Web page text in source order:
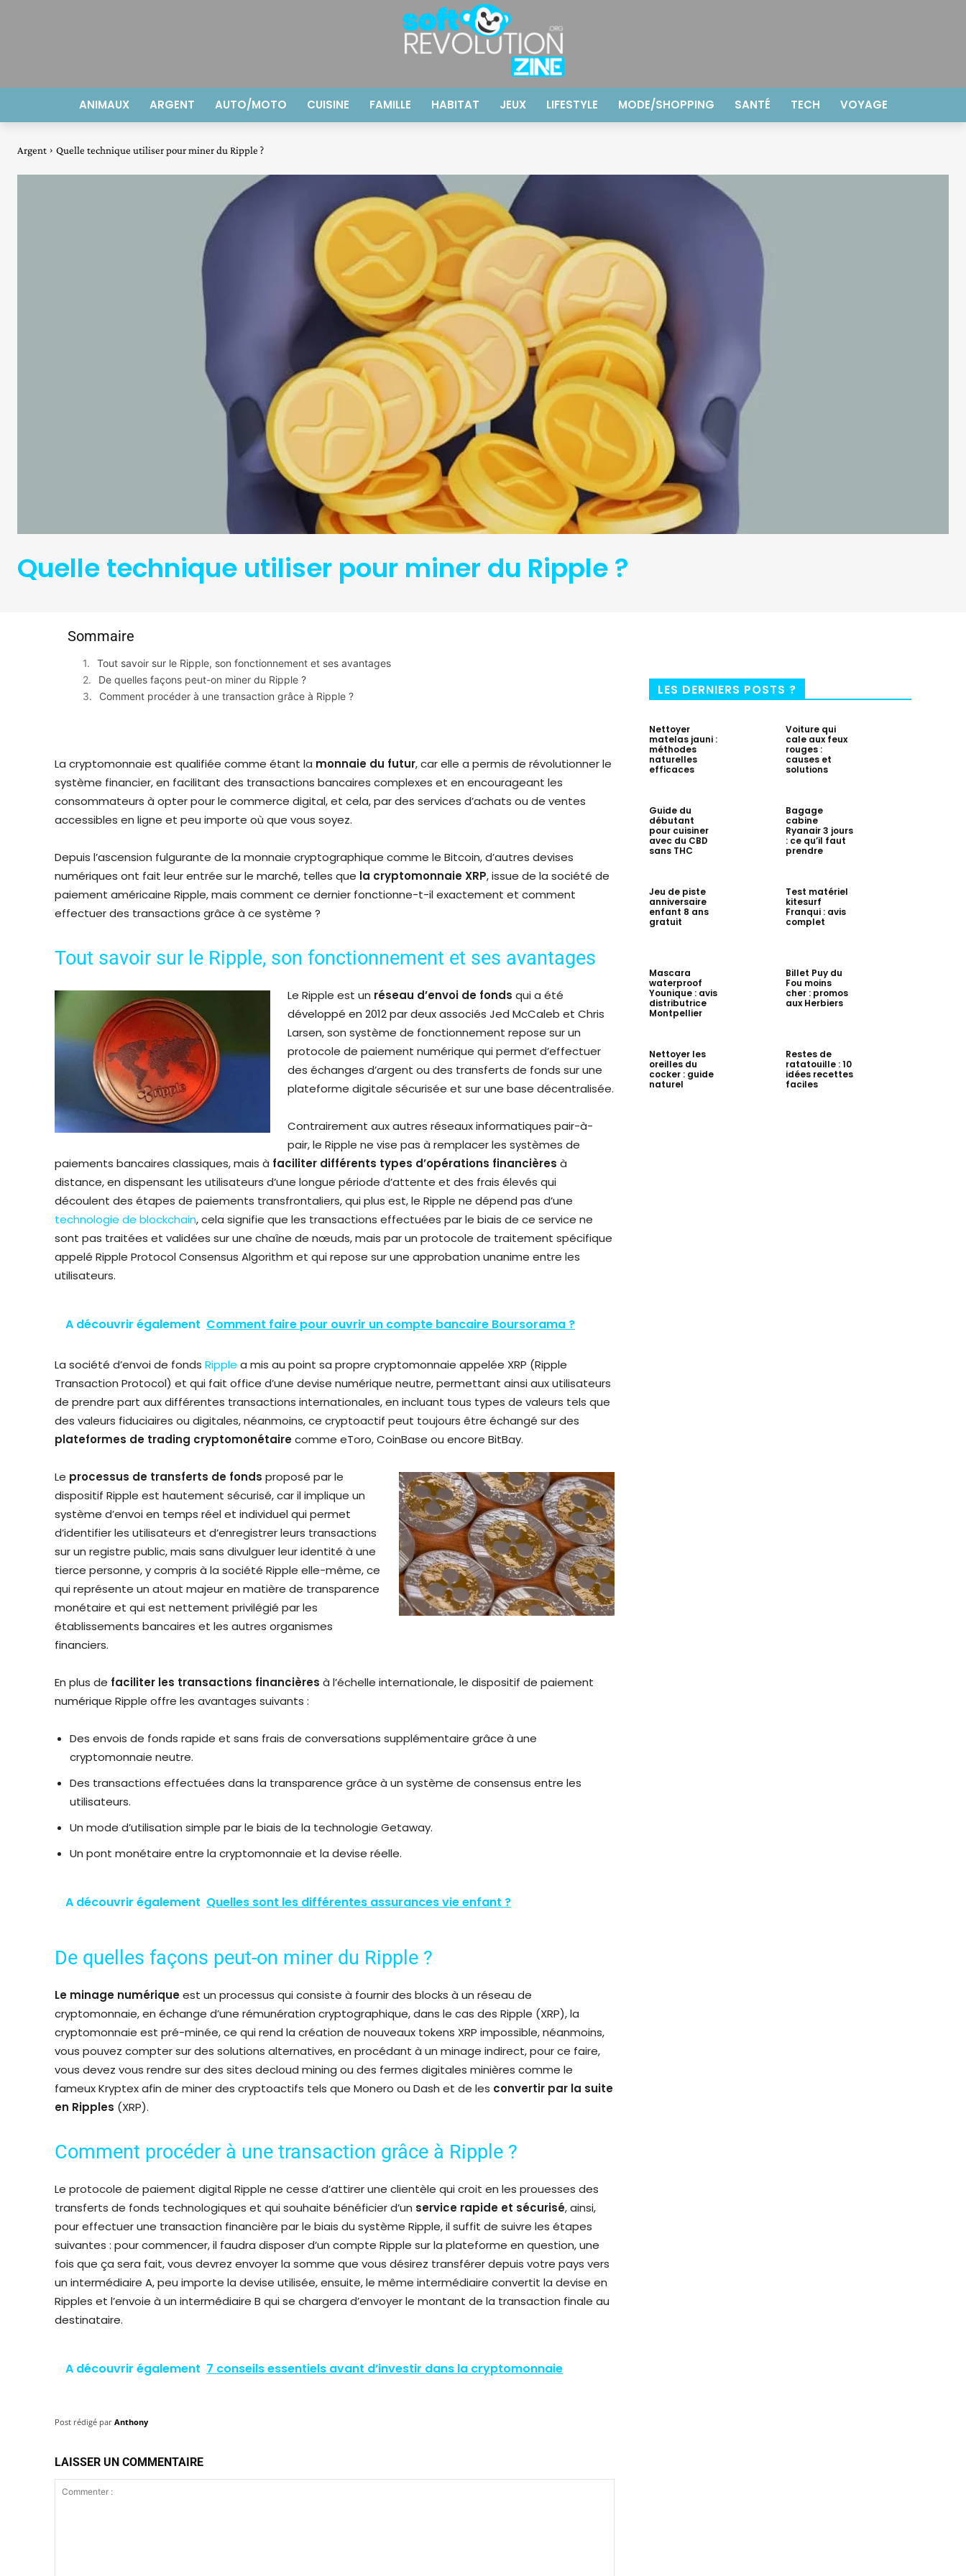
ANIMAUX ARGENT AUTO/MOTO CUISINE FAMILLE HABITAT JEUX LIFESTYLE MODE/SHOPPING SANTÉ TECH VOYAGE
Argent Quelle technique utiliser pour miner du Ripple ?
Quelle technique utiliser pour miner du Ripple ?
Sommaire
Tout savoir sur le Ripple, son fonctionnement et ses avantages
De quelles façons peut-on miner du Ripple ?
Comment procéder à une transaction grâce à Ripple ?
La cryptomonnaie est qualifiée comme étant la monnaie du futur, car elle a permis de révolutionner le
système financier, en facilitant des transactions bancaires complexes et en encourageant les
consommateurs à opter pour le commerce digital, et cela, par des services d’achats ou de ventes
accessibles en ligne et peu importe où que vous soyez.
Depuis l’ascension fulgurante de la monnaie cryptographique comme le Bitcoin, d’autres devises
numériques ont fait leur entrée sur le marché, telles que la cryptomonnaie XRP, issue de la société de
paiement américaine Ripple, mais comment ce dernier fonctionne-t-il exactement et comment
effectuer des transactions grâce à ce système ?
Tout savoir sur le Ripple, son fonctionnement et ses avantages
Le Ripple est un réseau d’envoi de fonds qui a été
développé en 2012 par deux associés Jed McCaleb et Chris
Larsen, son système de fonctionnement repose sur un
protocole de paiement numérique qui permet d’effectuer
des échanges d’argent ou des transferts de fonds sur une
plateforme digitale sécurisée et sur une base décentralisée.
Contrairement aux autres réseaux informatiques pair-à-
pair, le Ripple ne vise pas à remplacer les systèmes de
paiements bancaires classiques, mais à faciliter différents types d’opérations financières à
distance, en dispensant les utilisateurs d’une longue période d’attente et des frais élevés qui
découlent des étapes de paiements transfrontaliers, qui plus est, le Ripple ne dépend pas d’une
technologie de blockchain, cela signifie que les transactions effectuées par le biais de ce service ne
sont pas traitées et validées sur une chaîne de nœuds, mais par un protocole de traitement spécifique
appelé Ripple Protocol Consensus Algorithm et qui repose sur une approbation unanime entre les
utilisateurs.
A découvrir également Comment faire pour ouvrir un compte bancaire Boursorama ?
La société d’envoi de fonds Ripple a mis au point sa propre cryptomonnaie appelée XRP (Ripple
Transaction Protocol) et qui fait office d’une devise numérique neutre, permettant ainsi aux utilisateurs
de prendre part aux différentes transactions internationales, en incluant tous types de valeurs tels que
des valeurs fiduciaires ou digitales, néanmoins, ce cryptoactif peut toujours être échangé sur des
plateformes de trading cryptomonétairecomme eToro, CoinBase ou encore BitBay.
Le processus de transferts de fonds proposé par le
dispositif Ripple est hautement sécurisé, car il implique un
système d’envoi en temps réel et individuel qui permet
d’identifier les utilisateurs et d’enregistrer leurs transactions
sur un registre public, mais sans divulguer leur identité à une
tierce personne, y compris à la société Ripple elle-même, ce
qui représente un atout majeur en matière de transparence
monétaire et qui est nettement privilégié par les
établissements bancaires et les autres organismes
financiers.
En plus de faciliter les transactions financières à l’échelle internationale, le dispositif de paiement
numérique Ripple offre les avantages suivants :
Des envois de fonds rapide et sans frais de conversations supplémentaire grâce à une
cryptomonnaie neutre.
Des transactions effectuées dans la transparence grâce à un système de consensus entre les
utilisateurs.
Un mode d’utilisation simple par le biais de la technologie Getaway.
Un pont monétaire entre la cryptomonnaie et la devise réelle.
A découvrir également Quelles sont les différentes assurances vie enfant ?
De quelles façons peut-on miner du Ripple ?
Le minage numériqueest un processus qui consiste à fournir des blocks à un réseau de
cryptomonnaie, en échange d’une rémunération cryptographique, dans le cas des Ripple (XRP), la
cryptomonnaie est pré-minée, ce qui rend la création de nouveaux tokens XRP impossible, néanmoins,
vous pouvez compter sur des solutions alternatives, en procédant à un minage indirect, pour ce faire,
vous devez vous rendre sur des sites decloud mining ou des fermes digitales minières comme le
fameux Kryptex afin de miner des cryptoactifs tels que Monero ou Dash et de les convertir par la suite
en Ripples (XRP).
Comment procéder à une transaction grâce à Ripple ?
Le protocole de paiement digital Ripple ne cesse d’attirer une clientèle qui croit en les prouesses des
transferts de fonds technologiques et qui souhaite bénéficier d’un service rapide et sécurisé, ainsi,
pour effectuer une transaction financière par le biais du système Ripple, il suffit de suivre les étapes
suivantes : pour commencer, il faudra disposer d’un compte Ripple sur la plateforme en question, une
fois que ça sera fait, vous devrez envoyer la somme que vous désirez transférer depuis votre pays vers
un intermédiaire A, peu importe la devise utilisée, ensuite, le même intermédiaire convertit la devise en
Ripples et l’envoie à un intermédiaire B qui se chargera d’envoyer le montant de la transaction finale au
destinataire.
A découvrir également 7 conseils essentiels avant d’investir dans la cryptomonnaie
Post rédigé par Anthony
LAISSER UN COMMENTAIRE
LES DERNIERS POSTS ?
Nettoyer
matelas jauni :
méthodes
naturelles
efficaces
Voiture qui
cale aux feux
rouges :
causes et
solutions
Guide du
débutant
pour cuisiner
avec du CBD
sans THC
Bagage
cabine
Ryanair 3 jours
: ce qu’il faut
prendre
Jeu de piste
anniversaire
enfant 8 ans
gratuit
Test matériel
kitesurf
Franqui : avis
complet
Mascara
waterproof
Younique : avis
distributrice
Montpellier
Billet Puy du
Fou moins
cher : promos
aux Herbiers
Nettoyer les
oreilles du
cocker : guide
naturel
Restes de
ratatouille : 10
idées recettes
faciles